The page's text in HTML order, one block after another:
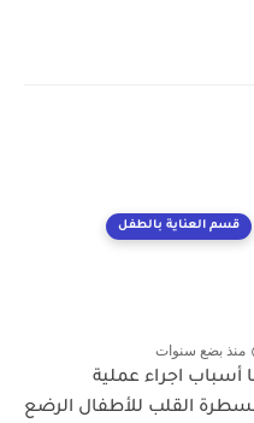
قسم العناية بالطفل
منذ بضع سنوات
أسباب اجراء عملية
القلب للأطفال الرضع